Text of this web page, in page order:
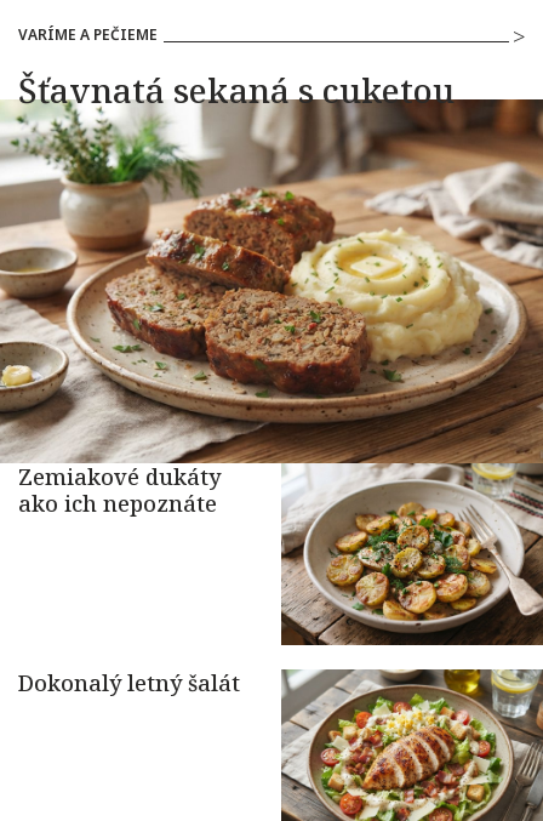
VARÍME A PEČIEME